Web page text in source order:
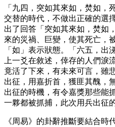
「九四，突如其來如，焚如，
交替的時代，不做出正確的選
出了回答「突如其來如，焚如
來的災禍、巨變，使其死亡，
「如」表示狀態。「六五，出
上一爻在敘述，倖存的人們淚
竟活了下來，有未來可言，雖
出征，用嘉折首，獲匪其醜，
出征的時機，有令嘉獎那些能
一夥都被抓捕，此次用兵出征
《周易》的卦辭推斷要結合時